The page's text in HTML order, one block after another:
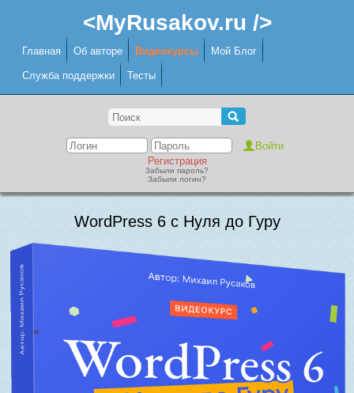
<MyRusakov.ru />
Главная Об авторе Видеокурсы Мой Блог
Служба поддержки Тесты
Регистрация
Забыли пароль?
Забыли логин?
WordPress 6 с Нуля до Гуру